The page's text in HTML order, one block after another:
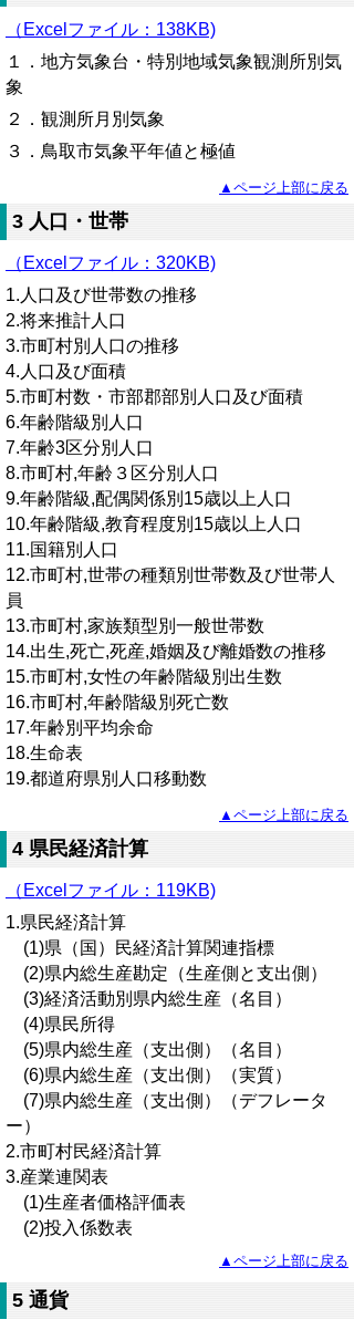
（Excelファイル：138KB)
１．地方気象台・特別地域気象観測所別気
象
２．観測所月別気象
３．鳥取市気象平年値と極値
▲ページ上部に戻る
3 人口・世帯
（Excelファイル：320KB)
1.人口及び世帯数の推移
2.将来推計人口
3.市町村別人口の推移
4.人口及び面積
5.市町村数・市部郡部別人口及び面積
6.年齢階級別人口
7.年齢3区分別人口
8.市町村,年齢３区分別人口
9.年齢階級,配偶関係別15歳以上人口
10.年齢階級,教育程度別15歳以上人口
11.国籍別人口
12.市町村,世帯の種類別世帯数及び世帯人
員
13.市町村,家族類型別一般世帯数
14.出生,死亡,死産,婚姻及び離婚数の推移
15.市町村,女性の年齢階級別出生数
16.市町村,年齢階級別死亡数
17.年齢別平均余命
18.生命表
19.都道府県別人口移動数
▲ページ上部に戻る
4 県民経済計算
（Excelファイル：119KB)
1.県民経済計算
(1)県（国）民経済計算関連指標
(2)県内総生産勘定（生産側と支出側）
(3)経済活動別県内総生産（名目）
(4)県民所得
(5)県内総生産（支出側）（名目）
(6)県内総生産（支出側）（実質）
(7)県内総生産（支出側）（デフレータ
ー）
2.市町村民経済計算
3.産業連関表
(1)生産者価格評価表
(2)投入係数表
▲ページ上部に戻る
5 通貨